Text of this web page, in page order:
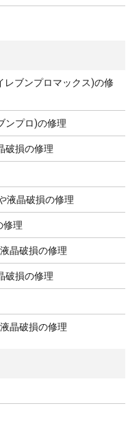
レブンプロマックス)の修
ンプロ)の修理
破損の修理
液晶破損の修理
修理
晶破損の修理
破損の修理
晶破損の修理